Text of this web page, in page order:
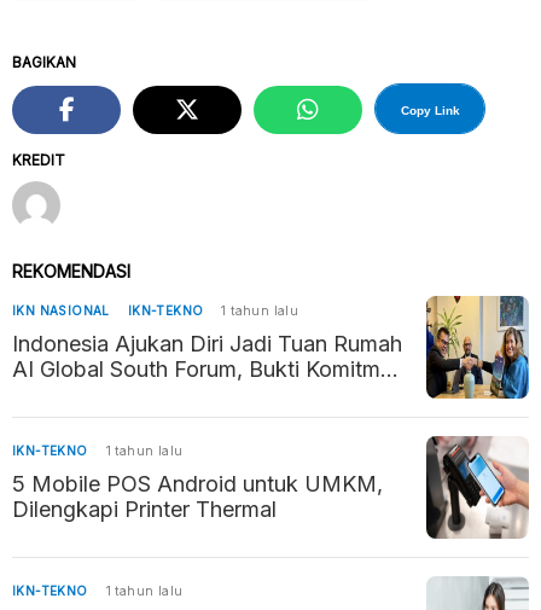
KREDIT
BAGIKAN
Copy Link
REKOMENDASI
IKN NASIONAL IKN-TEKNO 1 tahun lalu
Indonesia Ajukan Diri Jadi Tuan Rumah
AI Global South Forum, Bukti Komitmen
IKN-TEKNO 1 tahun lalu
5 Mobile POS Android untuk UMKM,
Dilengkapi Printer Thermal
IKN-TEKNO 1 tahun lalu